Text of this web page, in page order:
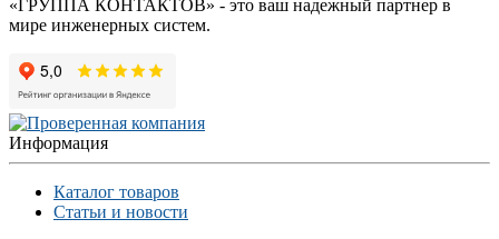
«ГРУППА КОНТАКТОВ» - это ваш надежный партнер в
мире инженерных систем.
Информация
Каталог товаров
Статьи и новости